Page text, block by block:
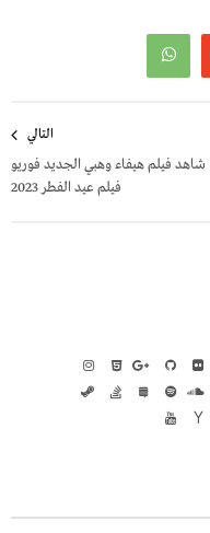
التالي
شاهد فيلم هيفاء وهبي الجديد فوريو
فيلم عيد الفطر 2023